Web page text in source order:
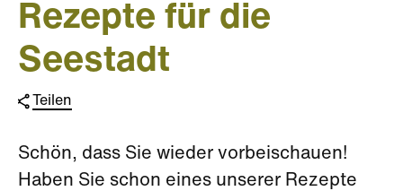
Rezepte für die
Seestadt
Teilen
Schön, dass Sie wieder vorbeischauen!
Haben Sie schon eines unserer Rezepte